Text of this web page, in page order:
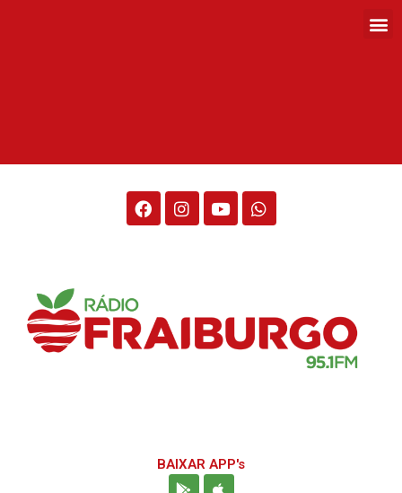
BAIXAR APP's